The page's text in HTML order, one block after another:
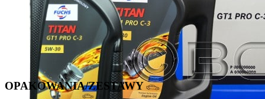
OPAKOWANIA/ZESTAWY